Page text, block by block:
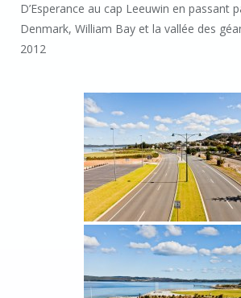
D’Esperance au cap Leeuwin en passant
Denmark, William Bay et la vallée des
2012